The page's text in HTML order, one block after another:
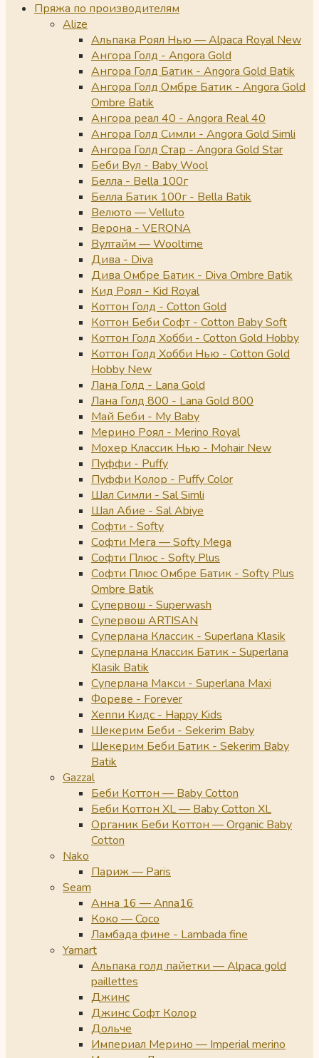
Пряжа по производителям
Alize
Альпака Роял Нью — Alpaca Royal New
Ангора Голд - Angora Gold
Ангора Голд Батик - Angora Gold Batik
Ангора Голд Омбре Батик - Angora Gold
Ombre Batik
Ангора реал 40 - Angora Real 40
Ангора Голд Симли - Angora Gold Simli
Ангора Голд Стар - Angora Gold Star
Беби Вул - Baby Wool
Белла - Bella 100г
Белла Батик 100г - Bella Batik
Велюто — Velluto
Верона - VERONA
Вултайм — Wooltime
Дива - Diva
Дива Омбре Батик - Diva Ombre Batik
Кид Роял - Kid Royal
Коттон Голд - Cotton Gold
Коттон Беби Софт - Cotton Baby Soft
Коттон Голд Хобби - Cotton Gold Hobby
Коттон Голд Хобби Нью - Cotton Gold
Hobby New
Лана Голд - Lana Gold
Лана Голд 800 - Lana Gold 800
Май Беби - My Baby
Мерино Роял - Merino Royal
Мохер Классик Нью - Mohair New
Пуффи - Puffy
Пуффи Колор - Puffy Color
Шал Симли - Sal Simli
Шал Абие - Sal Abiye
Софти - Softy
Софти Мега — Softy Mega
Софти Плюс - Softy Plus
Софти Плюс Омбре Батик - Softy Plus
Ombre Batik
Супервош - Superwash
Супервош ARTISAN
Суперлана Классик - Superlana Klasik
Суперлана Классик Батик - Superlana
Klasik Batik
Суперлана Макси - Superlana Maxi
Фореве - Forever
Хеппи Кидс - Happy Kids
Шекерим Беби - Sekerim Baby
Шекерим Беби Батик - Sekerim Baby
Batik
Gazzal
Беби Коттон — Baby Cotton
Беби Коттон XL — Baby Cotton XL
Органик Беби Коттон — Organic Baby
Cotton
Nako
Париж — Paris
Seam
Анна 16 — Anna16
Коко — Coco
Ламбада фине - Lambada fine
Yarnart
Альпака голд пайетки — Alpaca gold
paillettes
Джинс
Джинс Софт Колор
Дольче
Империал Мерино — Imperial merino